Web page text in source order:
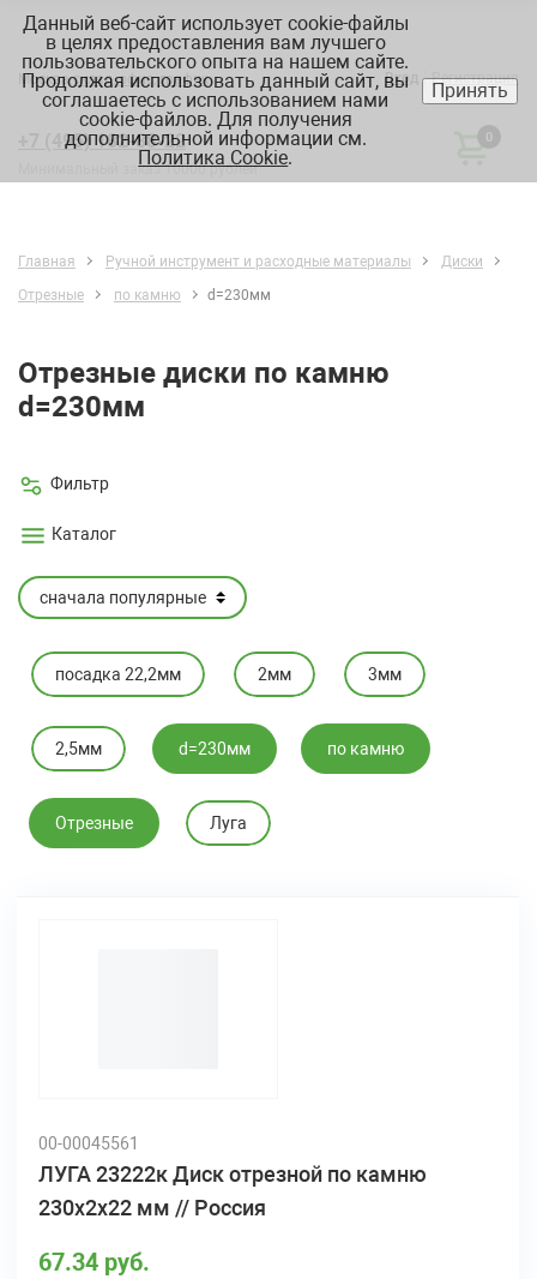
Вход Регистрация
Москва:склад, офис, график
+7 (495) 182-88-22
Минимальный заказ 10000 рублей
0
Главная Ручной инструмент и расходные материалы
Диски
Отрезные
по камню d=230мм
Отрезные диски по камню
d=230мм
Фильтр
Каталог
посадка 22,2мм 2мм 3мм
2,5мм d=230мм по камню
Отрезные Луга
00-00045561
ЛУГА 23222к Диск отрезной по камню
230х2х22 мм // Россия
67.34 руб.
Данный веб-сайт использует cookie-файлы
в целях предоставления вам лучшего
пользовательского опыта на нашем сайте.
Продолжая использовать данный сайт, вы
соглашаетесь с использованием нами
cookie-файлов. Для получения
дополнительной информации см.
Политика Cookie.
Принять